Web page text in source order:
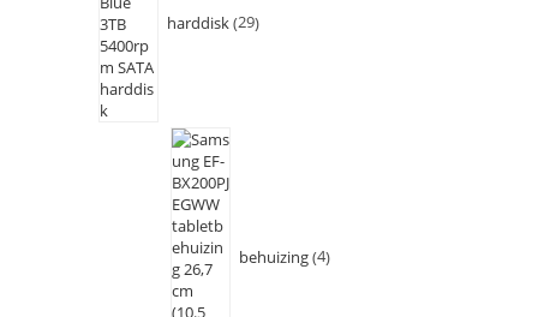
harddisk 29
behuizing 4